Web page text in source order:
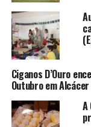
Ciganos D’Ouro
Outubro em
A